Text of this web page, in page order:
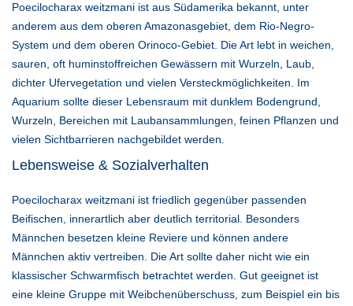
Poecilocharax weitzmani ist aus Südamerika bekannt, unter
anderem aus dem oberen Amazonasgebiet, dem Rio-Negro-
System und dem oberen Orinoco-Gebiet. Die Art lebt in weichen,
sauren, oft huminstoffreichen Gewässern mit Wurzeln, Laub,
dichter Ufervegetation und vielen Versteckmöglichkeiten. Im
Aquarium sollte dieser Lebensraum mit dunklem Bodengrund,
Wurzeln, Bereichen mit Laubansammlungen, feinen Pflanzen und
vielen Sichtbarrieren nachgebildet werden.
Lebensweise & Sozialverhalten
Poecilocharax weitzmani ist friedlich gegenüber passenden
Beifischen, innerartlich aber deutlich territorial. Besonders
Männchen besetzen kleine Reviere und können andere
Männchen aktiv vertreiben. Die Art sollte daher nicht wie ein
klassischer Schwarmfisch betrachtet werden. Gut geeignet ist
eine kleine Gruppe mit Weibchenüberschuss, zum Beispiel ein bis